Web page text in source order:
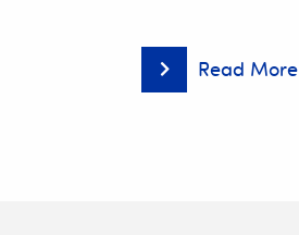
Read More
Relacja
z